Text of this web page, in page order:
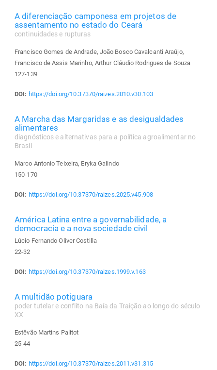
A diferenciação camponesa em projetos de
assentamento no estado do Ceará
continuidades e rupturas
Francisco Gomes de Andrade, João Bosco Cavalcanti Araújo,
Francisco de Assis Marinho, Arthur Cláudio Rodrigues de Souza
127-139
DOI: https://doi.org/10.37370/raizes.2010.v30.103
A Marcha das Margaridas e as desigualdades
alimentares
diagnósticos e alternativas para a política agroalimentar no
Brasil
Marco Antonio Teixeira, Eryka Galindo
150-170
DOI: https://doi.org/10.37370/raizes.2025.v45.908
América Latina entre a governabilidade, a
democracia e a nova sociedade civil
Lúcio Fernando Oliver Costilla
22-32
DOI: https://doi.org/10.37370/raizes.1999.v.163
A multidão potiguara
poder tutelar e conflito na Baía da Traição ao longo do século
XX
Estêvão Martins Palitot
25-44
DOI: https://doi.org/10.37370/raizes.2011.v31.315